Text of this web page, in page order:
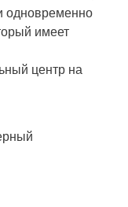
одновременно
имеет
центр на